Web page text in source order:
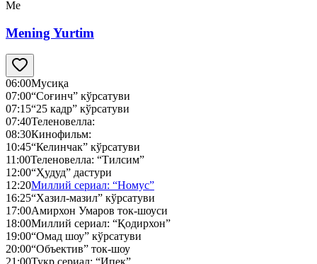
Me
Mening Yurtim
06:00Мусиқа
07:00“Соғинч” кўрсатуви
07:15“25 кадр” кўрсатуви
07:40Теленовелла:
08:30Кинофильм:
10:45“Келинчак” кўрсатуви
11:00Теленовелла: “Тилсим”
12:00“Ҳудуд” дастури
12:20Миллий сериал: “Номус”
16:25“Хазил-мазил” кўрсатуви
17:00Амирхон Умаров ток-шоуси
18:00Миллий сериал: “Қодирхон”
19:00“Омад шоу” кўрсатуви
20:00“Объектив” ток-шоу